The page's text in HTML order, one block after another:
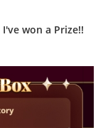
won a Prize!!